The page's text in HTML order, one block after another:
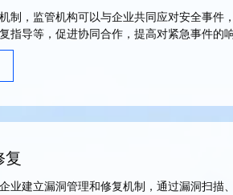
制，监管机构可以与企业共同应对安全事件
指导等，促进协同合作，提高对紧急事件的
复
业建立漏洞管理和修复机制，通过漏洞扫描